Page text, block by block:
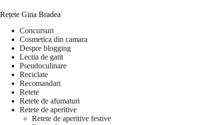
Rețete Gina Bradea
Concursuri
Cosmetica din camara
Despre blogging
Lectia de gatit
Pseudoculinare
Reciclate
Recomandari
Retete
Retete de afumaturi
Retete de aperitive
Retete de aperitive festive